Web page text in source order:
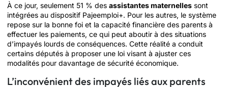
À ce jour, seulement 51 % des assistantes maternelles sont
intégrées au dispositif Pajeemploi+. Pour les autres, le système
repose sur la bonne foi et la capacité financière des parents à
effectuer les paiements, ce qui peut aboutir à des situations
d’impayés lourds de conséquences. Cette réalité a conduit
certains députés à proposer une loi visant à ajuster ces
modalités pour davantage de sécurité économique.
L’inconvénient des impayés liés aux parents